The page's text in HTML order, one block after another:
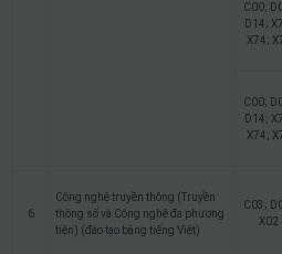
C00;
D14;
X74;
C00;
D14;
X74;
6
Công nghệ truyền thông (Truyền
thông số và Công nghệ đa phương
tiện) (đào tạo bằng tiếng Việt)
C03;
X02